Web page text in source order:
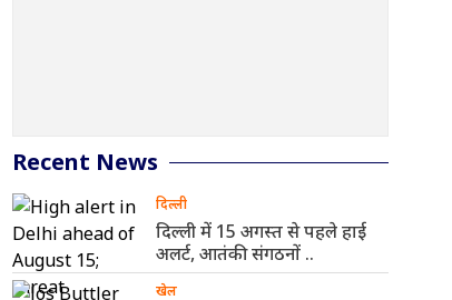
Recent News
दिल्ली
दिल्ली में 15 अगस्त से पहले हाई
अलर्ट, आतंकी संगठनों ..
खेल